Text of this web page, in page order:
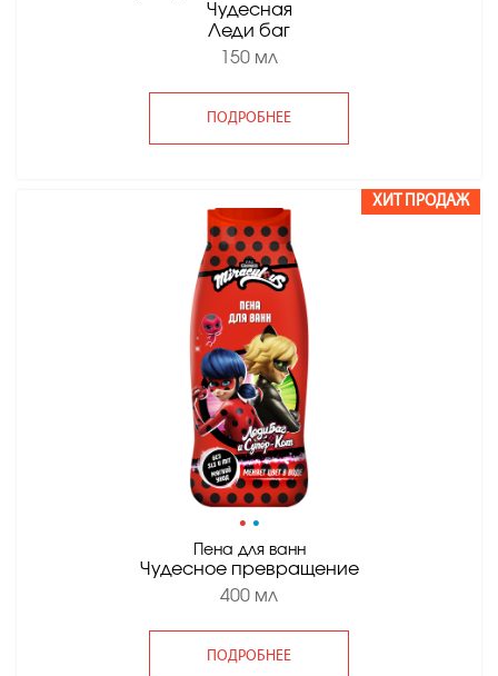
Чудесная
Леди баг
150 мл
ПОДРОБНЕЕ
• •
Пена для ванн
Чудесное превращение
400 мл
ПОДРОБНЕЕ
ХИТ ПРОДАЖ